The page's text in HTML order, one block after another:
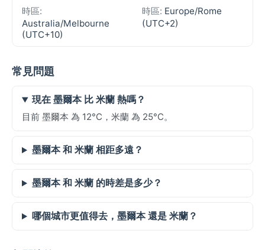
時區:
Australia/Melbourne
(UTC+10)
時區: Europe/Rome
(UTC+2)
常見問題
現在 墨爾本 比 米蘭 熱嗎？
目前 墨爾本 為 12°C，米蘭 為 25°C。
墨爾本 和 米蘭 相距多遠？
墨爾本 和 米蘭 的時差是多少？
哪個城市更值得去，墨爾本 還是 米蘭？